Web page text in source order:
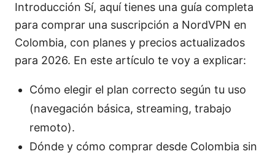
Introducción Sí, aquí tienes una guía completa
para comprar una suscripción a NordVPN en
Colombia, con planes y precios actualizados
para 2026. En este artículo te voy a explicar:
Cómo elegir el plan correcto según tu uso
(navegación básica, streaming, trabajo
remoto).
Dónde y cómo comprar desde Colombia sin